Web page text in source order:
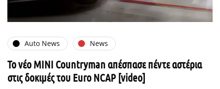
Auto News News
Το νέο MINI Countryman απέσπασε πέντε αστέρια
στις δοκιμές του Euro NCAP [video]